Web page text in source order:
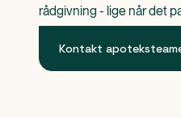
rådgivning - lige når det
Kontakt